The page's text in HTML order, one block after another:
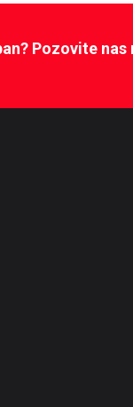
Pozovite nas